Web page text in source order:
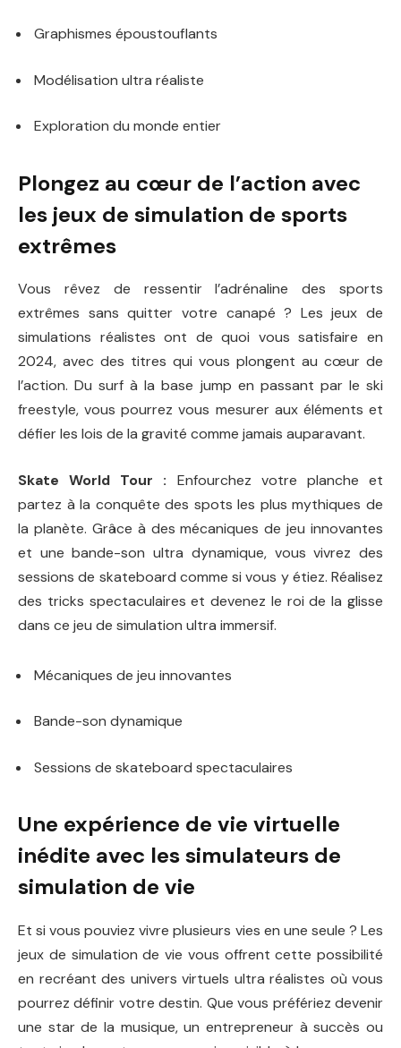
Graphismes époustouflants
Modélisation ultra réaliste
Exploration du monde entier
Plongez au cœur de l’action avec
les jeux de simulation de sports
extrêmes
Vous rêvez de ressentir l’adrénaline des sports
extrêmes sans quitter votre canapé ? Les jeux de
simulations réalistes ont de quoi vous satisfaire en
2024, avec des titres qui vous plongent au cœur de
l’action. Du surf à la base jump en passant par le ski
freestyle, vous pourrez vous mesurer aux éléments et
défier les lois de la gravité comme jamais auparavant.
Skate World Tour : Enfourchez votre planche et
partez à la conquête des spots les plus mythiques de
la planète. Grâce à des mécaniques de jeu innovantes
et une bande-son ultra dynamique, vous vivrez des
sessions de skateboard comme si vous y étiez. Réalisez
des tricks spectaculaires et devenez le roi de la glisse
dans ce jeu de simulation ultra immersif.
Mécaniques de jeu innovantes
Bande-son dynamique
Sessions de skateboard spectaculaires
Une expérience de vie virtuelle
inédite avec les simulateurs de
simulation de vie
Et si vous pouviez vivre plusieurs vies en une seule ? Les
jeux de simulation de vie vous offrent cette possibilité
en recréant des univers virtuels ultra réalistes où vous
pourrez définir votre destin. Que vous préfériez devenir
une star de la musique, un entrepreneur à succès ou